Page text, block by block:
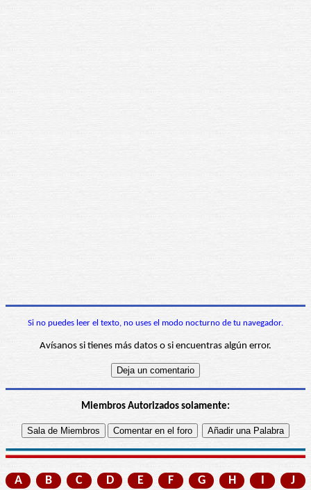
Si no puedes leer el texto, no uses el modo nocturno de tu navegador.
Avísanos si tienes más datos o si encuentras algún error.
Miembros Autorizados solamente:
A B C D E F G H I
J